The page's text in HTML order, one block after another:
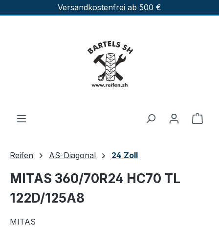
Zum Hauptinhalt springenVersandkostenfrei ab 500 €
Reifen AS-Diagonal 24 Zoll
MITAS 360/70R24 HC70 TL
122D/125A8
MITAS